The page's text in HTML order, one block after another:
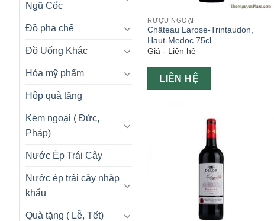
Ngũ Cốc
Đồ pha chế
Đồ Uống Khác
Hóa mỹ phẩm
Hộp quà tặng
Kem ngoại ( Đức,
Pháp)
Nước Ép Trái Cây
Nước ép trái cây nhập
khẩu
Quà tặng ( Lễ, Tết)
RƯỢU NGOẠI
Château Larose-Trintaudon,
Haut-Medoc 75cl
Giá - Liên hệ
LIÊN HỆ